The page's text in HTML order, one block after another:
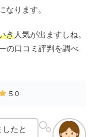
なります。
き 人気が出ますしね。
の口コミ評判を調べ
5.0
たと